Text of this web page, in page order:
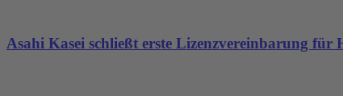
Asahi Kasei schließt erste Lizenzvereinbarung